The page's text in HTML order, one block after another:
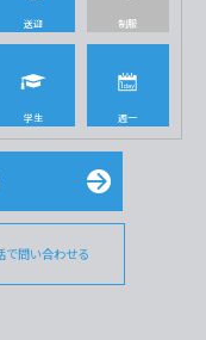
送迎 制服
学生 週一
で問い合わせる